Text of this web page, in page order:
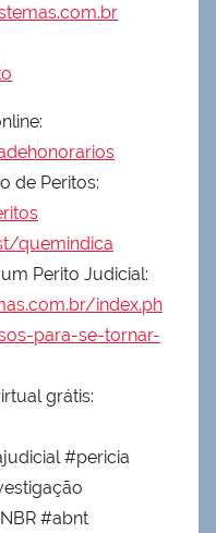
de Peritos:
quemindica
Perito Judicial:
index.ph
para-se-tornar-
grátis:
#pericia
#abnt